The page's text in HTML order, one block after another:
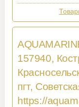
157940,
пгт,
https://